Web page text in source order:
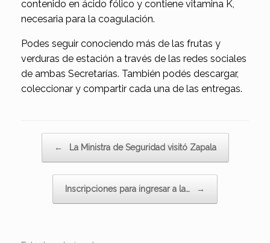
contenido en ácido fólico y contiene vitamina K,
necesaria para la coagulación.
Podes seguir conociendo más de las frutas y
verduras de estación a través de las redes sociales
de ambas Secretarías. También podés descargar,
coleccionar y compartir cada una de las entregas.
← La Ministra de Seguridad visitó Zapala
Inscripciones para ingresar a la… →